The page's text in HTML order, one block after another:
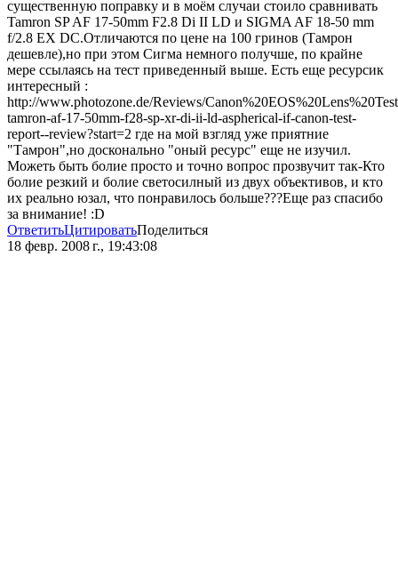
существенную поправку и в моём случаи стоило сравнивать
Tamron SP AF 17-50mm F2.8 Di II LD и SIGMA AF 18-50 mm
f/2.8 EX DC.Отличаются по цене на 100 гринов (Тамрон
дешевле),но при этом Сигма немного получше, по крайне
мере ссылаясь на тест приведенный выше. Есть еще ресурсик
интересный :
http://www.photozone.de/Reviews/
tamron-af-17-50mm-f28-sp-xr-di-ii-ld-aspherical-if-canon-test-
report--review?start=2 где на мой взгляд уже приятние
"Тамрон",но досконально "оный ресурс" еще не изучил.
Можеть быть болие просто и точно вопрос прозвучит так-Кто
болие резкий и болие светосилный из двух объективов, и кто
их реально юзал, что понравилось больше???Еще раз спасибо
за внимание! :D
ОтветитьЦитироватьПоделиться
18 февр. 2008 г., 19:43:08